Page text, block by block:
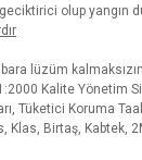
olup yangın
lüzüm
Kalite Yönetim
Tüketici Koruma
Klas, Birtaş, Kabtek,